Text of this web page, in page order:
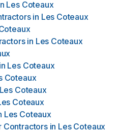
Les Coteaux
in Les Coteaux
in Les Coteaux
in Les Coteaux
Coteaux
Les Coteaux
Coteaux
Les Coteaux
Contractors in Les Coteaux